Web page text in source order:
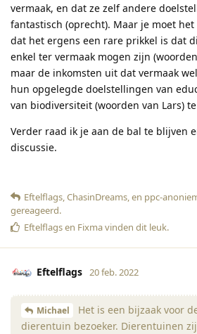
vermaak, en dat ze zelf andere
fantastisch (oprecht). Maar je moet
dat het ergens een rare prikkel is dat
enkel ter vermaak mogen zijn
maar de inkomsten uit dat vermaak
hun opgelegde doelstellingen van
van biodiversiteit (woorden van Lars)
Verder raad ik je aan de bal te blijven
discussie.
Eftelflags,ChasinDreams, en ppc-
gereageerd.
Eftelflagsen Fixmavinden dit leuk.
Eftelflags 20 feb. 2022
Michael
Het is een bijzaak voor
dierentuin bezoeker. Dierentuinen